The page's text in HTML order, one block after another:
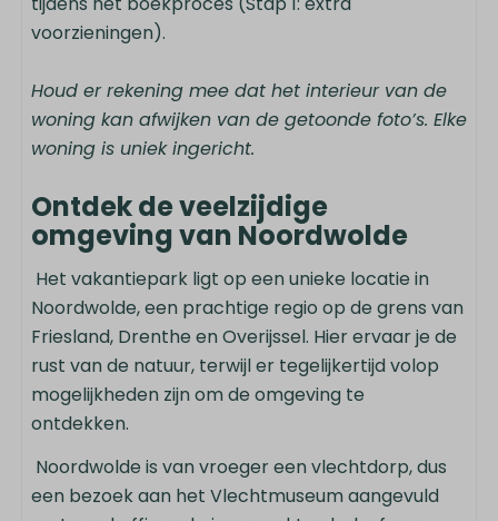
Droger
Buiten
Ruime tuin
Terras: Niet overdekt
Berging inpandig/buiten
Buitentafel en stoelen
Veiligheid & toegankelijkheid
Rookmelder
Brandblusser
Horren
Ligging
Aan de bosrand
voorzieningen).
Houd er rekening mee dat het interieur van de
woning kan afwijken van de getoonde foto’s. Elke
woning is uniek ingericht.
Ontdek de veelzijdige
omgeving van Noordwolde
Het vakantiepark ligt op een unieke locatie in
Noordwolde, een prachtige regio op de grens van
Friesland, Drenthe en Overijssel. Hier ervaar je de
rust van de natuur, terwijl er tegelijkertijd volop
mogelijkheden zijn om de omgeving te
ontdekken.
Noordwolde is van vroeger een vlechtdorp, dus
een bezoek aan het Vlechtmuseum aangevuld